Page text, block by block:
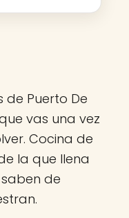
de Puerto De
vas una vez
Cocina de
la que llena
de